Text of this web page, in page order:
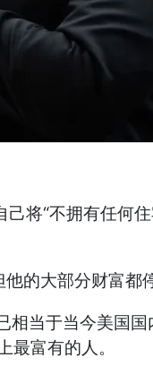
将“不拥有任何
的大部分财富都
当于当今美国
富有的人。